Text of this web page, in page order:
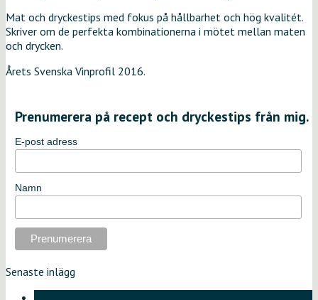
Mat och dryckestips med fokus på hållbarhet och hög kvalitét.
Skriver om de perfekta kombinationerna i mötet mellan maten
och drycken.
Årets Svenska Vinprofil 2016.
Prenumerera på recept och dryckestips från mig.
E-post adress
Namn
Senaste inlägg